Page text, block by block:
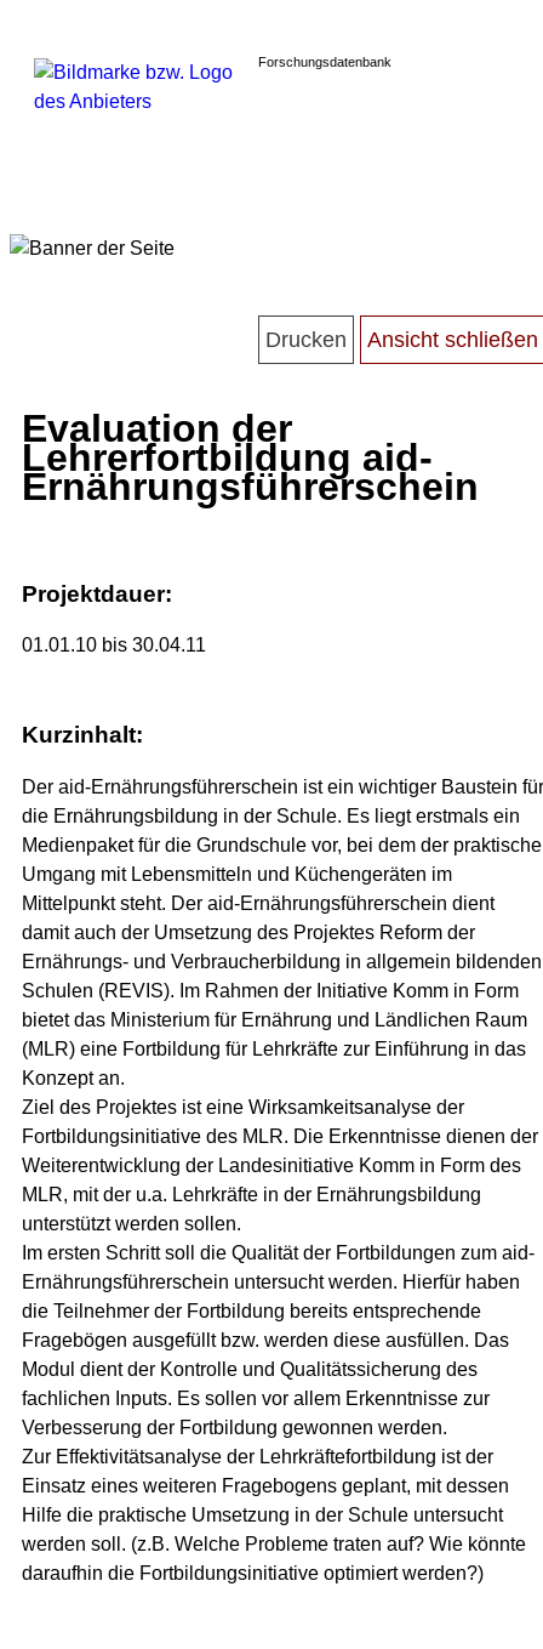
Forschungsdatenbank
Evaluation der
Lehrerfortbildung aid-
Ernährungsführerschein
Projektdauer:
01.01.10 bis 30.04.11
Kurzinhalt:
Der aid-Ernährungsführerschein ist ein wichtiger Baustein für
die Ernährungsbildung in der Schule. Es liegt erstmals ein
Medienpaket für die Grundschule vor, bei dem der praktische
Umgang mit Lebensmitteln und Küchengeräten im
Mittelpunkt steht. Der aid-Ernährungsführerschein dient
damit auch der Umsetzung des Projektes Reform der
Ernährungs- und Verbraucherbildung in allgemein bildenden
Schulen (REVIS). Im Rahmen der Initiative Komm in Form
bietet das Ministerium für Ernährung und Ländlichen Raum
(MLR) eine Fortbildung für Lehrkräfte zur Einführung in das
Konzept an.
Ziel des Projektes ist eine Wirksamkeitsanalyse der
Fortbildungsinitiative des MLR. Die Erkenntnisse dienen der
Weiterentwicklung der Landesinitiative Komm in Form des
MLR, mit der u.a. Lehrkräfte in der Ernährungsbildung
unterstützt werden sollen.
Im ersten Schritt soll die Qualität der Fortbildungen zum aid-
Ernährungsführerschein untersucht werden. Hierfür haben
die Teilnehmer der Fortbildung bereits entsprechende
Fragebögen ausgefüllt bzw. werden diese ausfüllen. Das
Modul dient der Kontrolle und Qualitätssicherung des
fachlichen Inputs. Es sollen vor allem Erkenntnisse zur
Verbesserung der Fortbildung gewonnen werden.
Zur Effektivitätsanalyse der Lehrkräftefortbildung ist der
Einsatz eines weiteren Fragebogens geplant, mit dessen
Hilfe die praktische Umsetzung in der Schule untersucht
werden soll. (z.B. Welche Probleme traten auf? Wie könnte
daraufhin die Fortbildungsinitiative optimiert werden?)